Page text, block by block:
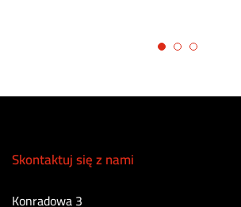
Skontaktuj się z nami
Konradowa 3